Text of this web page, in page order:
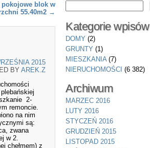
pokojowe blok w
55.40m2 →
2015
BY AREK.Z
2-
remoncie.
na nim
są:
zwana
w 2.
chełmem) z
Kategorie wpisów
DOMY (2)
GRUNTY (1)
MIESZKANIA(7)
NIERUCHOMOŚCI (6 382)
Archiwum
MARZEC 2016
LUTY 2016
STYCZEŃ 2016
GRUDZIEŃ 2015
LISTOPAD 2015